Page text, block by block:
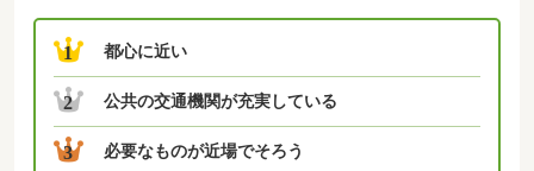
1 都心に近い
2 公共の交通機関が充実している
3 必要なものが近場でそろう